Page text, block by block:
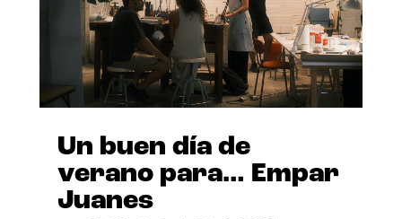
Un buen día de
verano para… Empar
Juanes